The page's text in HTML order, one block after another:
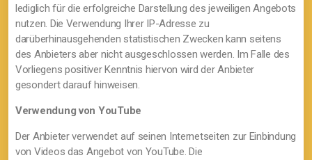
lediglich für die erfolgreiche Darstellung des jeweiligen Angebots
nutzen. Die Verwendung Ihrer IP-Adresse zu
darüberhinausgehenden statistischen Zwecken kann seitens
des Anbieters aber nicht ausgeschlossen werden. Im Falle des
Vorliegens positiver Kenntnis hiervon wird der Anbieter
gesondert darauf hinweisen.
Verwendung von YouTube
Der Anbieter verwendet auf seinen Internetseiten zur Einbindung
von Videos das Angebot von YouTube. Die